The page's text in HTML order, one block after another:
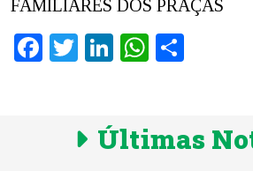
FAMILIARES DOS PRAÇAS
Facebook
TwitterLinkedIn
Últimas